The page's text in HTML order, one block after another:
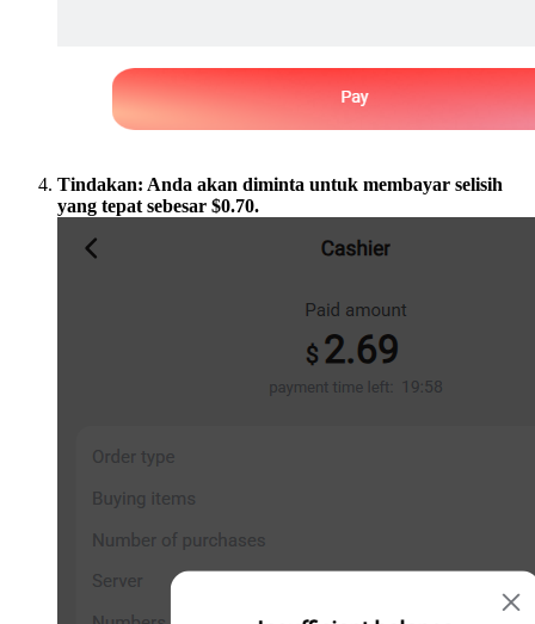
Tindakan: Anda akan diminta untuk membayar selisih
yang tepat sebesar $0.70.